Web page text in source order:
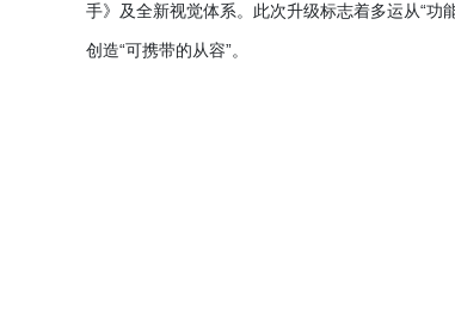
手》及全新视觉体系。此次升级标志着多运从“功
创造“可携带的从容”。